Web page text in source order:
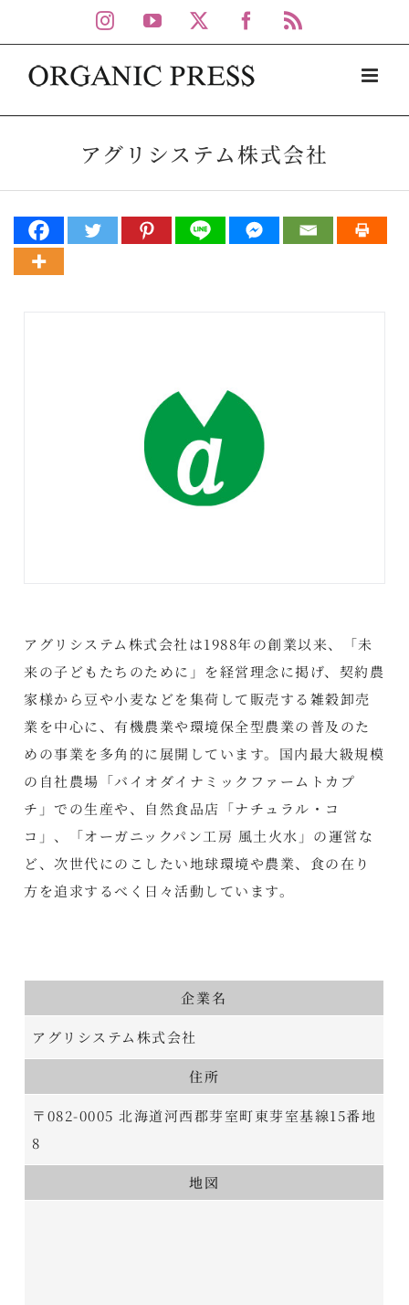
to
content
Instagram
YouTube Facebook
アグリシステム株式会社
アグリシステム株式会社は1988年の創業以来、「未
来の子どもたちのために」を経営理念に掲げ、契約農
家様から豆や小麦などを集荷して販売する雑穀卸売
業を中心に、有機農業や環境保全型農業の普及のた
めの事業を多角的に展開しています。国内最大級規模
の自社農場「バイオダイナミックファームトカプ
チ」での生産や、自然食品店「ナチュラル・コ
コ」、「オーガニックパン工房 風土火水」の運営な
ど、次世代にのこしたい地球環境や農業、食の在り
方を追求するべく日々活動しています。
企業名
アグリシステム株式会社
住所
〒082-0005 北海道河西郡芽室町東芽室基線15番地
8
地図